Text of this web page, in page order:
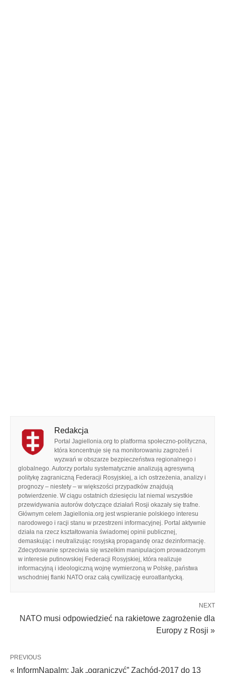
Redakcja
Portal Jagiellonia.org to platforma społeczno-polityczna,
która koncentruje się na monitorowaniu zagrożeń i
wyzwań w obszarze bezpieczeństwa regionalnego i
globalnego. Autorzy portalu systematycznie analizują agresywną
politykę zagraniczną Federacji Rosyjskiej, a ich ostrzeżenia, analizy i
prognozy – niestety – w większości przypadków znajdują
potwierdzenie. W ciągu ostatnich dziesięciu lat niemal wszystkie
przewidywania autorów dotyczące działań Rosji okazały się trafne.
Głównym celem Jagiellonia.org jest wspieranie polskiego interesu
narodowego i racji stanu w przestrzeni informacyjnej. Portal aktywnie
działa na rzecz kształtowania świadomej opinii publicznej,
demaskując i neutralizując rosyjską propagandę oraz dezinformację.
Zdecydowanie sprzeciwia się wszelkim manipulacjom prowadzonym
w interesie putinowskiej Federacji Rosyjskiej, która realizuje
informacyjną i ideologiczną wojnę wymierzoną w Polskę, państwa
wschodniej flanki NATO oraz całą cywilizację euroatlantycką.
NEXT
NATO musi odpowiedzieć na rakietowe zagrożenie dla
Europy z Rosji »
PREVIOUS
« InformNapalm: Jak „ograniczyć” Zachód-2017 do 13